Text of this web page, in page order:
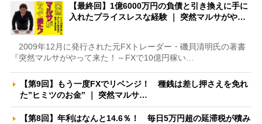
【最終回】1億6000万円の負債と引き換えに手に
入れたプライスレスな経験 ｜ 突然マルサがや…
2009年12月に発行された元FXトレーダー・磯貝清明氏の著書
『突然マルサがやって来た！～FXで10億円稼い…
【第9回】もう一度FXでリベンジ！ 種銭は差し押さえを免れ
た”ヒミツのお金” ｜ 突然マルサ…
【第8回】年利はなんと14.6％！ 毎日5万円超の延滞税が積み